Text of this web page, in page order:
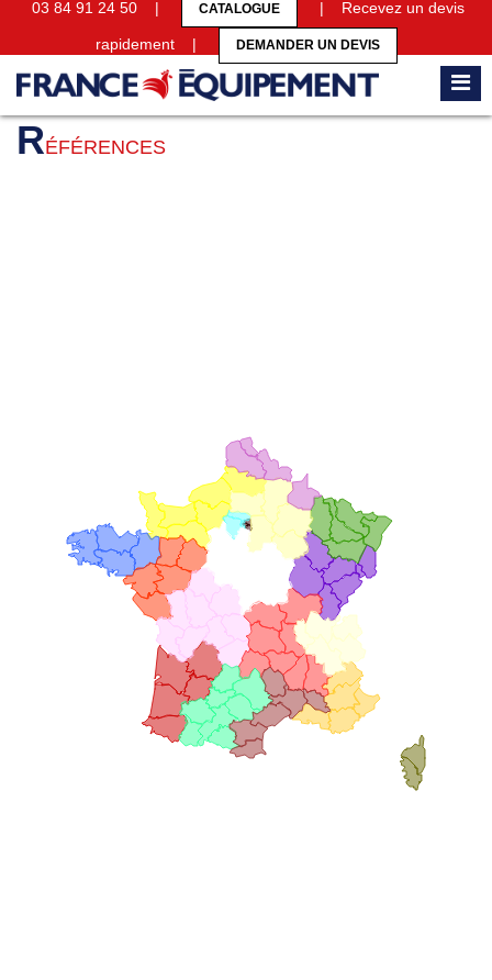
03 84 91 24 50 | CATALOGUE | Recevez un devis
rapidement | DEMANDER UN DEVIS
Accueil Références
RÉFÉRENCES